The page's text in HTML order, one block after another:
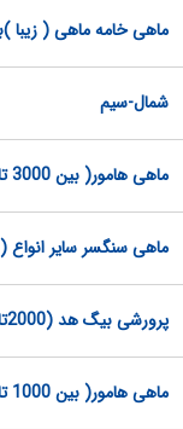
ماهی خامه ماهی ( زیبا )بین 1000تا
شمال-سیم
ماهی هامور( بین 3000 تا 5000گرم)
ماهی سنگسر سایر انواع ( بالای
پرورشی بیگ هد (2000تا3000گرم)
ماهی هامور( بین 1000 تا 3000گرم)